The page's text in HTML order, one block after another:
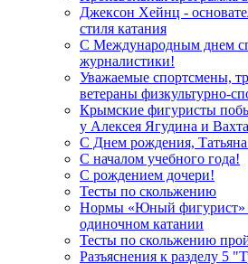
Джексон Хейнц -
стиля катания
С Международным днем
журналистики!
Уважаемые спортсмены,
ветераны физкультурно-
Крымские фигуристы
у Алексея Ягудина и
С Днем рождения,
С началом учебного года!
С рождением дочери!
Тесты по скольжению
Нормы «Юный фигурист»
одиночном катании
Тесты по скольжению
Разъяснения к разделу 5